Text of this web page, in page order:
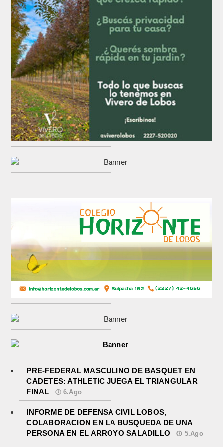
PRE-FEDERAL MASCULINO DE BASQUET EN
CADETES: ATHLETIC JUEGA EL TRIANGULAR
FINAL
6.Ago
INFORME DE DEFENSA CIVIL LOBOS,
COLABORACION EN LA BUSQUEDA DE UNA
PERSONA EN EL ARROYO SALADILLO
5.Ago